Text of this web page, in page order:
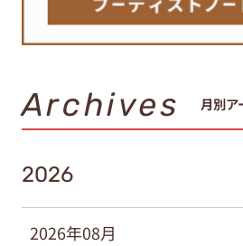
Archives 月別ア
2026
2026年08月